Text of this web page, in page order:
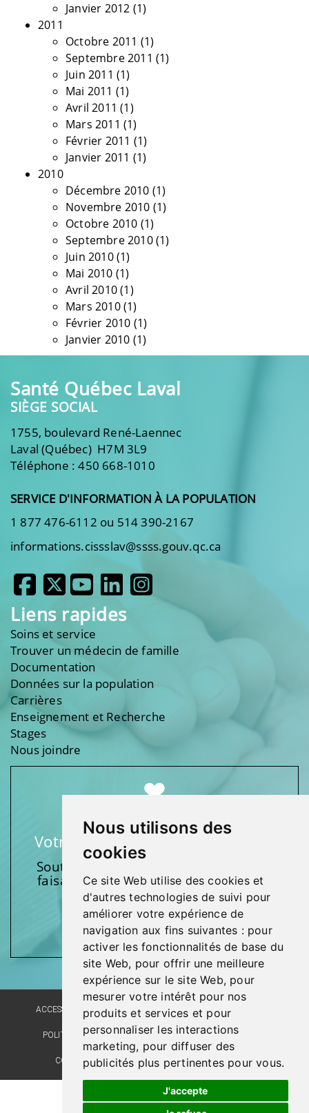
Nous utilisons des
cookies
Ce site Web utilise des cookies et
d'autres technologies de suivi pour
améliorer votre expérience de
navigation aux fins suivantes : pour
activer les fonctionnalités de base du
site Web, pour offrir une meilleure
expérience sur le site Web, pour
mesurer votre intérêt pour nos
produits et services et pour
personnaliser les interactions
marketing, pour diffuser des
publicités plus pertinentes pour vous.
J'accepte
Janvier 2012 (1)
2011
Octobre 2011 (1)
Septembre 2011 (1)
Juin 2011 (1)
Mai 2011 (1)
Avril 2011 (1)
Mars 2011 (1)
Février 2011 (1)
Janvier 2011 (1)
2010
Décembre 2010 (1)
Novembre 2010 (1)
Octobre 2010 (1)
Septembre 2010(1)
Juin 2010(1)
Mai 2010 (1)
Avril 2010(1)
Mars 2010(1)
Février 2010 (1)
Janvier 2010 (1)
Santé Québec Laval
SIÈGE SOCIAL
1755, boulevard René-Laennec
Laval (Québec) H7M 3L9
Téléphone : 450 668-1010
SERVICE D'INFORMATION À LA POPULATION
1 877 476-6112 ou 514 390-2167
informations.cissslav@ssss.gouv.qc.ca
Liens rapides
Soins et service
Trouver un médecin de famille
Documentation
Données sur la population
Carrières
Enseignement et Recherche
Stages
Nous joindre
Votre soutien fait une différence
Soutenez l’une de nos fondations en
faisant un don et en participant aux
activités.
Donnez généreusement!
ACCESSIBILITÉ PLAN DU SITE POLITIQUE LINGUISTIQUE
POLITIQUE DE CONFIDENTIALITÉ RÉALISATION DU SITE
COMMENTAIRES, SUGGESTIONS, REMERCIEMENTS